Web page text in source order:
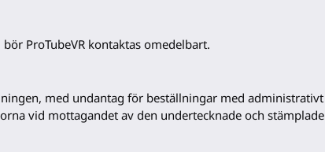
ProTubeVR kontaktas omedelbart.
med undantag för beställningar med administrativt
vid mottagandet av den undertecknade och stämplade